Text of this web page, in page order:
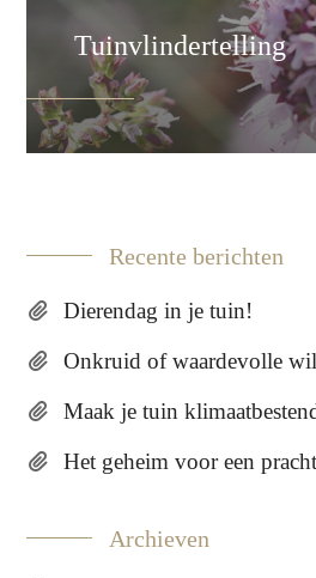
Tuinvlindertelling
Recente berichten
Dierendag in je tuin!
Onkruid of waardevolle
Maak je tuin
Het geheim voor een
Archieven